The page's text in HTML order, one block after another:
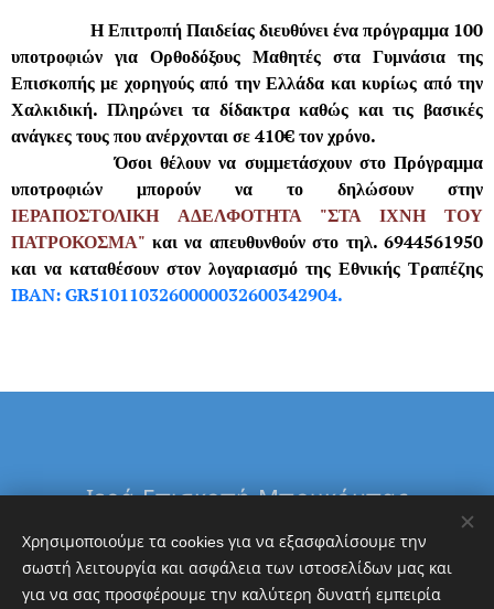
Η Επιτροπή Παιδείας διευθύνει ένα πρόγραμμα 100
υποτροφιών για Ορθοδόξους Μαθητές στα Γυμνάσια της
Επισκοπής με χορηγούς από την Ελλάδα και κυρίως από την
Χαλκιδική. Πληρώνει τα δίδακτρα καθώς και τις βασικές
ανάγκες τους που ανέρχονται σε 410€ τον χρόνο.
Όσοι θέλουν να συμμετάσχουν στο Πρόγραμμα
υποτροφιών μπορούν να το δηλώσουν στην
ΙΕΡΑΠΟΣΤΟΛΙΚΗ ΑΔΕΛΦΟΤΗΤΑ "ΣΤΑ ΙΧΝΗ ΤΟΥ
ΠΑΤΡΟΚΟΣΜΑ" και να απευθυνθούν στο τηλ. 6944561950
και να καταθέσουν στον λογαριασμό της Εθνικής Τραπέζης
IBAN: GR5101103260000032600342904.
Ιερά Επισκοπή Μπουκόμπας
&
Δ. Τανζανίας
Χρησιμοποιούμε τα cookies για να εξασφαλίσουμε την
σωστή λειτουργία και ασφάλεια των ιστοσελίδων μας και
για να σας προσφέρουμε την καλύτερη δυνατή εμπειρία